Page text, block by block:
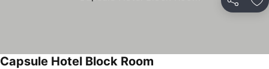
Compartir
Capsule Hotel Block Room